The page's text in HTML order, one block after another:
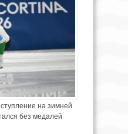
на зимней
без медалей